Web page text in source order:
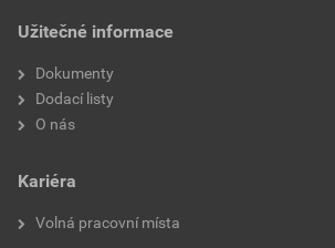
Užitečné informace
Dokumenty
Dodací listy
O nás
Kariéra
Volná pracovní místa